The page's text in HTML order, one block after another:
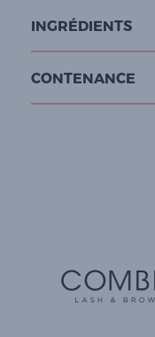
INGRÉDIENTS
CONTENANCE